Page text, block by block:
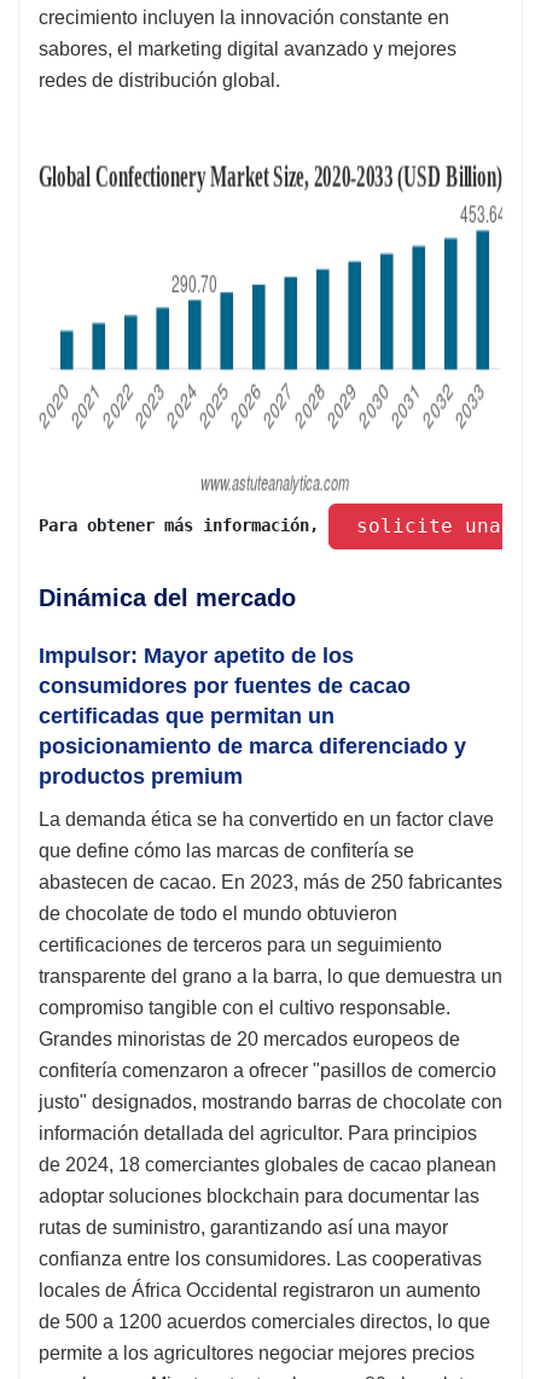
crecimiento incluyen la innovación constante en
sabores, el marketing digital avanzado y mejores
redes de distribución global.
Para obtener más información, solicite una
Dinámica del mercado
Impulsor: Mayor apetito de los
consumidores por fuentes de cacao
certificadas que permitan un
posicionamiento de marca diferenciado y
productos premium
La demanda ética se ha convertido en un factor clave
que define cómo las marcas de confitería se
abastecen de cacao. En 2023, más de 250 fabricantes
de chocolate de todo el mundo obtuvieron
certificaciones de terceros para un seguimiento
transparente del grano a la barra, lo que demuestra un
compromiso tangible con el cultivo responsable.
Grandes minoristas de 20 mercados europeos de
confitería comenzaron a ofrecer "pasillos de comercio
justo" designados, mostrando barras de chocolate con
información detallada del agricultor. Para principios
de 2024, 18 comerciantes globales de cacao planean
adoptar soluciones blockchain para documentar las
rutas de suministro, garantizando así una mayor
confianza entre los consumidores. Las cooperativas
locales de África Occidental registraron un aumento
de 500 a 1200 acuerdos comerciales directos, lo que
permite a los agricultores negociar mejores precios